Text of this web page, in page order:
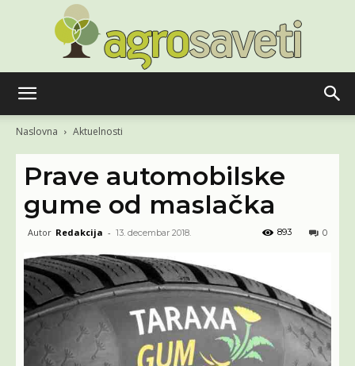
saveti
Naslovna Aktuelnosti
Prave automobilske
gume od maslačka
Autor Redakcija - 13. decembar 2018. 0
893